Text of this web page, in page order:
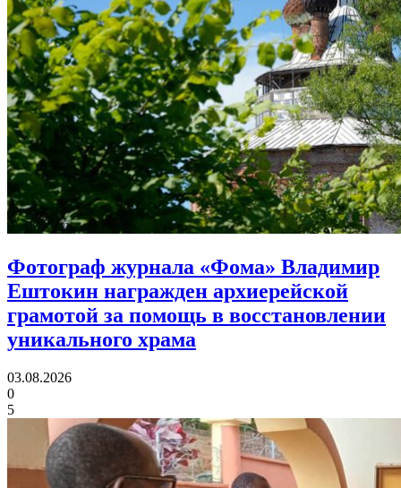
Фотограф журнала «Фома» Владимир
Ештокин награжден архиерейской
грамотой за помощь в восстановлении
уникального храма
03.08.2026
0
5